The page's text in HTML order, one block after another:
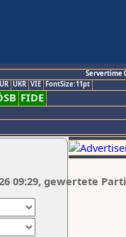
Servertime
UKR VIE FontSize:11pt
FIDE
09:29, gewertete